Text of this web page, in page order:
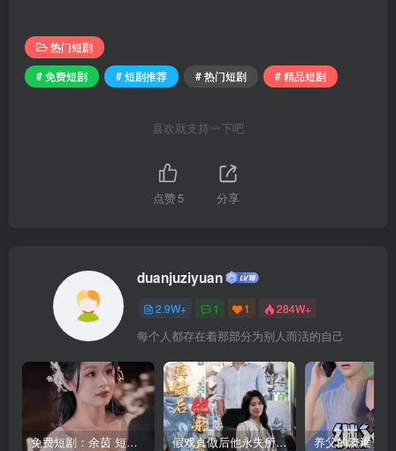
热门短剧
# 免费短剧
# 短剧推荐 # 热门短剧 # 精品短剧
喜欢就支持一下吧
点赞5 分享
duanjuziyuan
2.9W+ 1 1 284W+
每个人都存在着那部分为别人而活的自己
免费短剧：余茵 短剧 16部合集 假戏真做后他永失所爱（60集）程澄＆杨珞仟